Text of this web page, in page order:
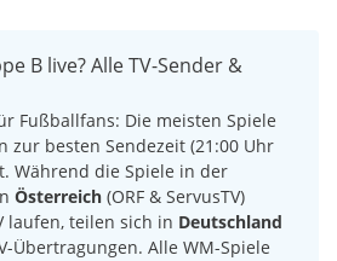
B live? Alle TV-Sender &
Fußballfans: Die meisten Spiele
zur besten Sendezeit (21:00 Uhr
Während die Spiele in der
Österreich (ORF & ServusTV)
laufen, teilen sich in Deutschland
Übertragungen. Alle WM-Spiele